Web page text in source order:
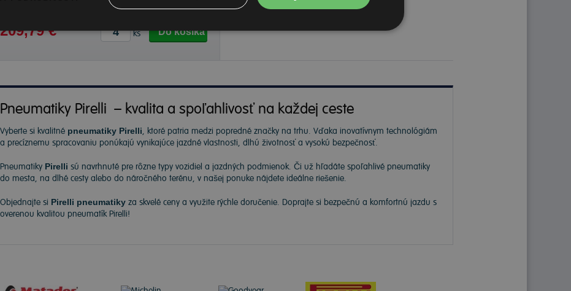
209,79 € ks Do košíka
Pneumatiky Pirelli – kvalita a spoľahlivosť na každej ceste
Vyberte si kvalitné pneumatiky Pirelli, ktoré patria medzi popredné značky na trhu. Vďaka inovatívnym technológiám
a precíznemu spracovaniu ponúkajú vynikajúce jazdné vlastnosti, dlhú životnosť a vysokú bezpečnosť.
Pneumatiky Pirelli sú navrhnuté pre rôzne typy vozidiel a jazdných podmienok. Či už hľadáte spoľahlivé pneumatiky
do mesta, na dlhé cesty alebo do náročného terénu, v našej ponuke nájdete ideálne riešenie.
Objednajte si Pirelli pneumatiky za skvelé ceny a využite rýchle doručenie. Doprajte si bezpečnú a komfortnú jazdu s
overenou kvalitou pneumatík Pirelli!